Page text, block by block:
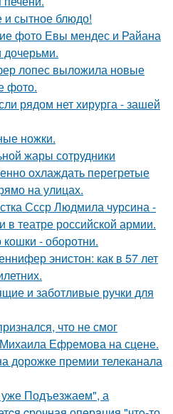
и сытное блюдо!
фото Евы мендес и Райана
дочерьми.
лопес выложила новые
фото.
рядом нет хирурга - зашей
ножки.
жары сотрудники
охлаждать перегретые
на улицах.
Ссср Людмила чурсина -
театре российской армии.
кошки - оборотни.
энистон: как в 57 лет
и заботливые ручки для
что не смог
Ефремова на сцене.
дорожке премии телеканала
уже Подъезжаeм", а